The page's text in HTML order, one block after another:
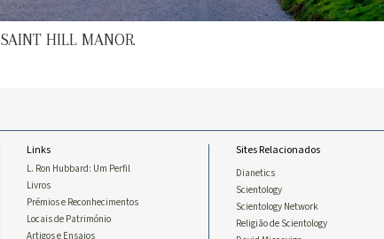
SAINT HILL MANOR
Links
L. Ron Hubbard: Um Perfil
Livros
Prémios e Reconhecimentos
Locais de Património
Artigos e Ensaios
Sites Relacionados
Dianetics
Scientology
Scientology Network
Religião de Scientology